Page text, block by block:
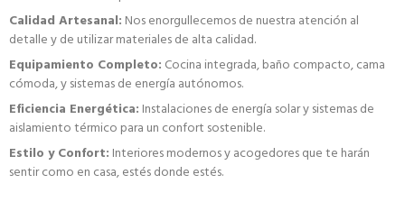
Calidad Artesanal: Nos enorgullecemos de nuestra atención al
detalle y de utilizar materiales de alta calidad.
Equipamiento Completo: Cocina integrada, baño compacto, cama
cómoda, y sistemas de energía autónomos.
Eficiencia Energética: Instalaciones de energía solar y sistemas de
aislamiento térmico para un confort sostenible.
Estilo y Confort: Interiores modernos y acogedores que te harán
sentir como en casa, estés donde estés.